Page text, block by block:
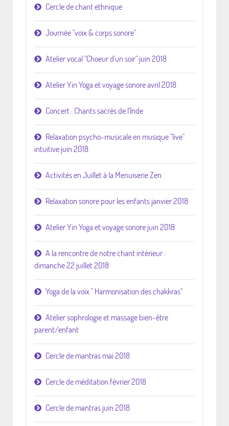
Cercle de chant ethnique
Journée "voix & corps sonore"
Atelier vocal "Choeur d'un soir" juin 2018
Atelier Yin Yoga et voyage sonore avril 2018
Concert : Chants sacrés de l'Inde
Relaxation psycho-musicale en musique "live"
intuitive juin 2018
Activités en Juillet à la Menuiserie Zen
Relaxation sonore pour les enfants janvier 2018
Atelier Yin Yoga et voyage sonore juin 2018
A la rencontre de notre chant intérieur :
dimanche 22 juillet 2018
Yoga de la voix " Harmonisation des chakkras"
Atelier sophrologie et massage bien-être
parent/enfant
Cercle de mantras mai 2018
Cercle de méditation février 2018
Cercle de mantras juin 2018